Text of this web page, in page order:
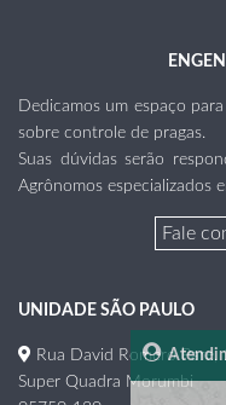
Dedicamos um espaço
sobre controle de pragas.
Suas dúvidas serão
Agrônomos especializados
Fale
UNIDADE SÃO PAULO
Rua David Romero Pare,
Super Quadra Morumbi